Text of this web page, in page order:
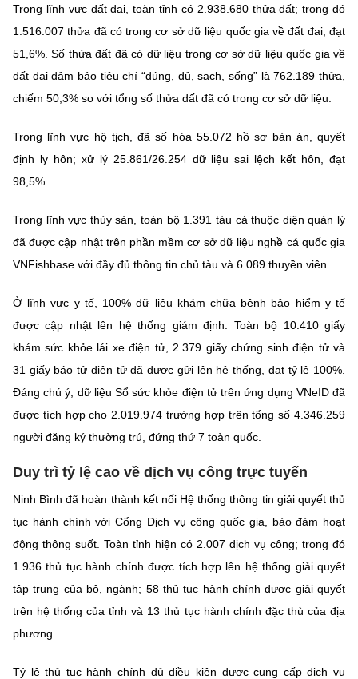
Trong lĩnh vực đất đai, toàn tỉnh có 2.938.680 thửa đất; trong đó
1.516.007 thửa đã có trong cơ sở dữ liệu quốc gia về đất đai, đạt
51,6%. Số thửa đất đã có dữ liệu trong cơ sở dữ liệu quốc gia về
đất đai đảm bảo tiêu chí “đúng, đủ, sạch, sống” là 762.189 thửa,
chiếm 50,3% so với tổng số thửa dất đã có trong cơ sở dữ liệu.
Trong lĩnh vực hộ tịch, đã số hóa 55.072 hồ sơ bản án, quyết
định ly hôn; xử lý 25.861/26.254 dữ liệu sai lệch kết hôn, đạt
98,5%.
Trong lĩnh vực thủy sản, toàn bộ 1.391 tàu cá thuộc diện quản lý
đã được cập nhật trên phần mềm cơ sở dữ liệu nghề cá quốc gia
VNFishbase với đầy đủ thông tin chủ tàu và 6.089 thuyền viên.
Ở lĩnh vực y tế, 100% dữ liệu khám chữa bệnh bảo hiểm y tế
được cập nhật lên hệ thống giám định. Toàn bộ 10.410 giấy
khám sức khỏe lái xe điện tử, 2.379 giấy chứng sinh điện tử và
31 giấy báo tử điện tử đã được gửi lên hệ thống, đạt tỷ lệ 100%.
Đáng chú ý, dữ liệu Sổ sức khỏe điện tử trên ứng dụng VNeID đã
được tích hợp cho 2.019.974 trường hợp trên tổng số 4.346.259
người đăng ký thường trú, đứng thứ 7 toàn quốc.
Duy trì tỷ lệ cao về dịch vụ công trực tuyến
Ninh Bình đã hoàn thành kết nối Hệ thống thông tin giải quyết thủ
tục hành chính với Cổng Dịch vụ công quốc gia, bảo đảm hoạt
động thông suốt. Toàn tỉnh hiện có 2.007 dịch vụ công; trong đó
1.936 thủ tục hành chính được tích hợp lên hệ thống giải quyết
tập trung của bộ, ngành; 58 thủ tục hành chính được giải quyết
trên hệ thống của tỉnh và 13 thủ tục hành chính đặc thù của địa
phương.
Tỷ lệ thủ tục hành chính đủ điều kiện được cung cấp dịch vụ